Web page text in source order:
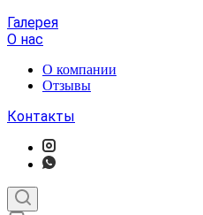
Галерея
О нас
О компании
Отзывы
Контакты